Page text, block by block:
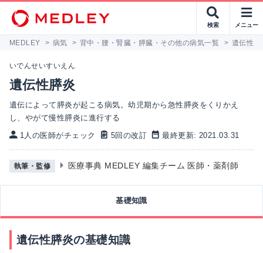
検索 メニュー
MEDLEY > 病気 > 背中・腰・腎臓・膵臓・その他の病気一覧 > 遺伝性膵
いでんせいすいえん
遺伝性膵炎
遺伝によって膵炎が起こる病気。幼児期から急性膵炎をくりかえ
し、やがて慢性膵炎に進行する
1人の医師がチェック
5回の改訂 最終更新: 2021.03.31
執筆・監修 医療事典 MEDLEY 編集チーム 医師・薬剤師
基礎知識
遺伝性膵炎の基礎知識